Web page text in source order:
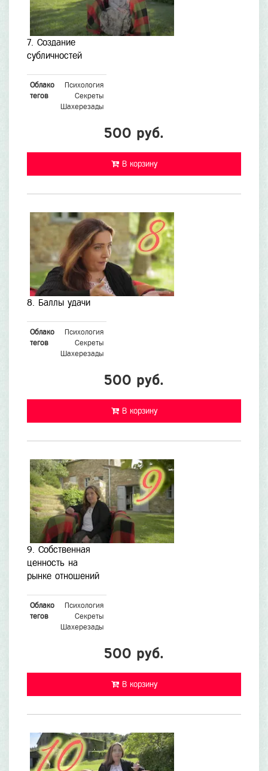
7. Создание
субличностей
Облако
тегов
Психология
Секреты
Шахерезады
500 руб.
В корзину
8. Баллы удачи
Облако
тегов
Психология
Секреты
Шахерезады
500 руб.
В корзину
9. Собственная
ценность на
рынке отношений
Облако
тегов
Психология
Секреты
Шахерезады
500 руб.
В корзину